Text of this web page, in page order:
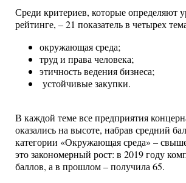
Среди критериев, которые определяют
рейтинге, – 21 показатель в четырех
окружающая среда;
труд и права человека;
этичность ведения бизнеса;
устойчивые закупки.
В каждой теме все предприятия
оказались на высоте, набрав средний
категории «Окружающая среда» –
это закономерный рост: в 2019 году
баллов, а в прошлом – получила 65.